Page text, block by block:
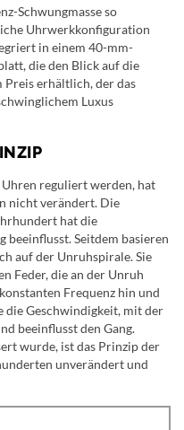
Schwungmasse so
Uhrwerkkonfiguration
in einem 40-mm-
die den Blick auf die
Preis erhältlich, der das
Luxus
reguliert werden, hat
nicht verändert. Die
hat die
beeinflusst. Seitdem basieren
auf der Unruhspirale. Sie
Feder, die an der Unruh
Frequenz hin und
die Geschwindigkeit, mit der
beeinflusst den Gang.
wurde, ist das Prinzip der
unverändert und